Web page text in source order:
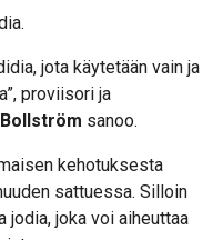
jota käytetään vain ja
proviisori ja
sanoo.
kehotuksesta
sattuessa. Silloin
jodia, joka voi aiheuttaa